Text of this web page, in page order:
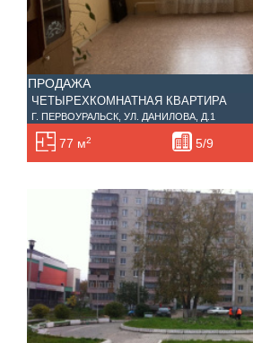
ПРОДАЖА
ЧЕТЫРЕХКОМНАТНАЯ КВАРТИРА
Г. ПЕРВОУРАЛЬСК, УЛ. ДАНИЛОВА, Д.1
77 м2 5/9